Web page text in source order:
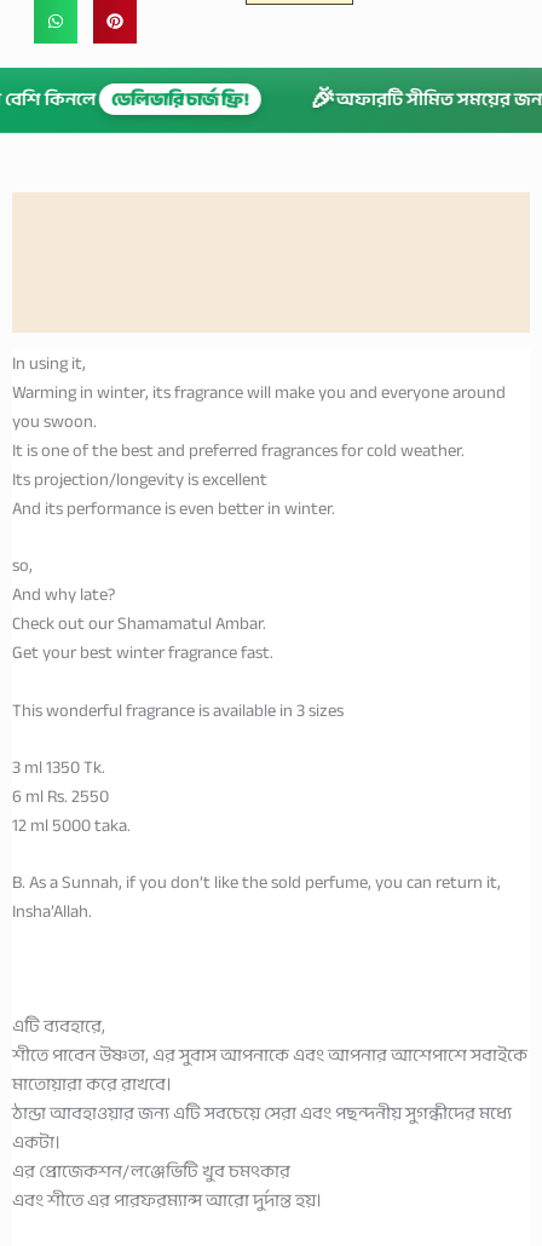
বেশি কিনলে ডেলিভারি চার্জ ফ্রি! 🎉অফারটি সীমিত সময়ের
In using it,
Warming in winter, its fragrance will make you and everyone around
you swoon.
It is one of the best and preferred fragrances for cold weather.
Its projection/longevity is excellent
And its performance is even better in winter.
so,
And why late?
Check out our Shamamatul Ambar.
Get your best winter fragrance fast.
This wonderful fragrance is available in 3 sizes
3 ml 1350 Tk.
6 ml Rs. 2550
12 ml 5000 taka.
B. As a Sunnah, if you don’t like the sold perfume, you can return it,
Insha’Allah.
এটি ব্যবহারে,
শীতে পাবেন উষ্ণতা, এর সুবাস আপনাকে এবং আপনার আশেপাশে সবাইকে
মাতোয়ারা করে রাখবে।
ঠান্ডা আবহাওয়ার জন্য এটি সবচেয়ে সেরা এবং পছন্দনীয় সুগন্ধীদের মধ্যে
একটা।
এর প্রোজেকশন/লঞ্জেভিটি খুব চমৎকার
এবং শীতে এর পারফরম্যান্স আরো দুর্দান্ত হয়।